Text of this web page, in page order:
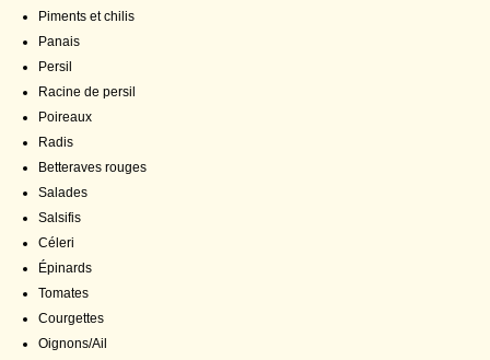
Piments et chilis
Panais
Persil
Racine de persil
Poireaux
Radis
Betteraves rouges
Salades
Salsifis
Céleri
Épinards
Tomates
Courgettes
Oignons/Ail